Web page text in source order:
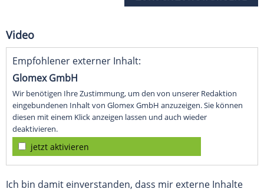
Video
Empfohlener externer Inhalt:
Glomex GmbH
Wir benötigen Ihre Zustimmung, um den von unserer Redaktion
eingebundenen Inhalt von Glomex GmbH anzuzeigen. Sie können
diesen mit einem Klick anzeigen lassen und auch wieder
deaktivieren.
jetzt aktivieren
Ich bin damit einverstanden, dass mir externe Inhalte